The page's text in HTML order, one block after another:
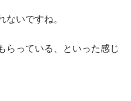
ないですね。
らっている、といった感じ